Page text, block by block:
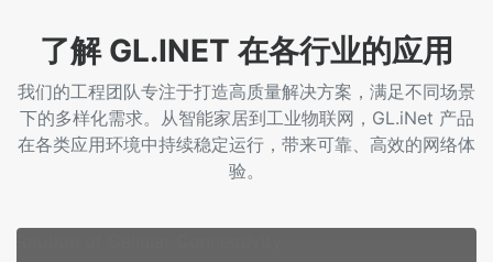
了解 GL.INET 在各行业的应用
我们的工程团队专注于打造高质量解决方案，满足不同场景
下的多样化需求。从智能家居到工业物联网，GL.iNet 产品
在各类应用环境中持续稳定运行，带来可靠、高效的网络体
验。